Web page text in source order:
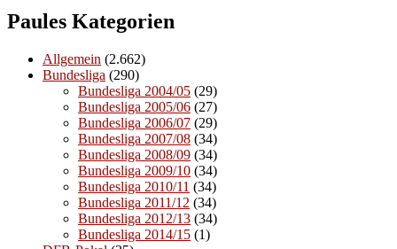
Paules Kategorien
Allgemein (2.662)
Bundesliga (290)
Bundesliga 2004/05 (29)
Bundesliga 2005/06 (27)
Bundesliga 2006/07 (29)
Bundesliga 2007/08 (34)
Bundesliga 2008/09 (34)
Bundesliga 2009/10 (34)
Bundesliga 2010/11 (34)
Bundesliga 2011/12 (34)
Bundesliga 2012/13 (34)
Bundesliga 2014/15 (1)